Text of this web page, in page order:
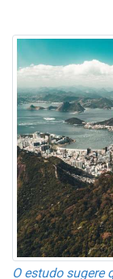
O estudo sugere